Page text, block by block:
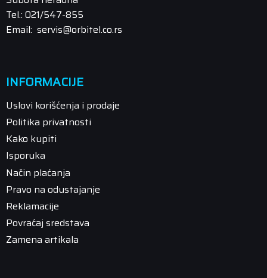
Tel.: 021/547-855
Email: servis@orbitel.co.rs
INFORMACIJE
Uslovi korišćenja i prodaje
Politika privatnosti
Kako kupiti
Isporuka
Način plaćanja
Pravo na odustajanje
Reklamacije
Povraćaj sredstava
Zamena artikala